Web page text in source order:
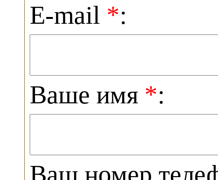
E-mail *:
Ваше имя *:
Ваш номер